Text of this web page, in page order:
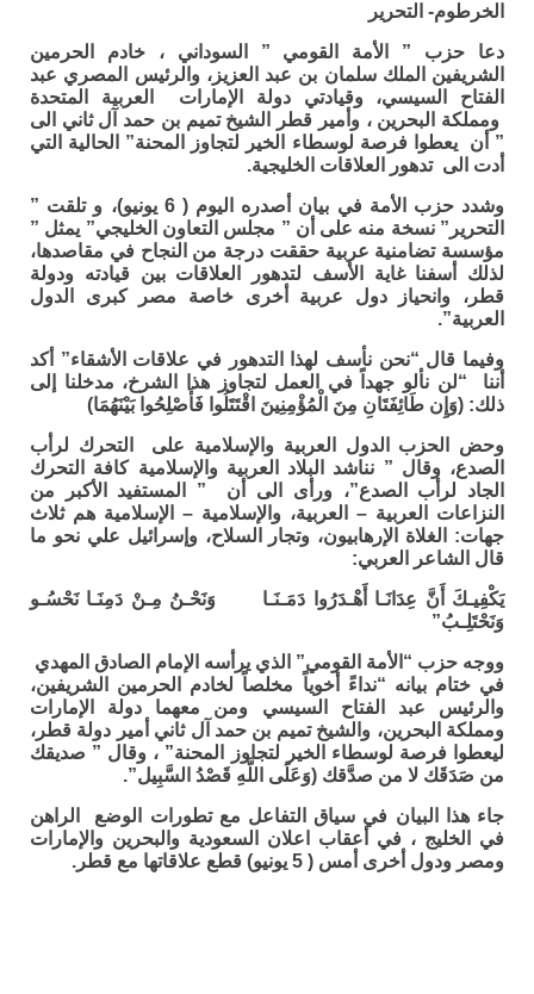
الخرطوم- التحرير
دعا حزب ” الأمة القومي ” السوداني ، خادم الحرمين
الشريفين الملك سلمان بن عبد العزيز، والرئيس المصري عبد
الفتاح السيسي، وقيادتي دولة الإمارات العربية المتحدة
ومملكة البحرين ، وأمير قطر الشيخ تميم بن حمد آل ثاني الى
” أن يعطوا فرصة لوسطاء الخير لتجاوز المحنة” الحالية التي
أدت الى تدهور العلاقات الخليجية.
وشدد حزب الأمة في بيان أصدره اليوم ( 6 يونيو)، و تلقت ”
التحرير” نسخة منه على أن ” مجلس التعاون الخليجي” يمثل ”
مؤسسة تضامنية عربية حققت درجة من النجاح في مقاصدها،
لذلك أسفنا غاية الأسف لتدهور العلاقات بين قيادته ودولة
قطر، وانحياز دول عربية أخرى خاصة مصر كبرى الدول
العربية”.
وفيما قال “نحن نأسف لهذا التدهور في علاقات الأشقاء” أكد
أننا “لن نألو جهداً في العمل لتجاوز هذا الشرخ، مدخلنا إلى
ذلك: (وَإِن طَائِفَتَانِ مِنَ الْمُؤْمِنِينَ اقْتَتَلُوا فَأَصْلِحُوا بَيْنَهُمَا)
وحض الحزب الدول العربية والإسلامية على التحرك لرأب
الصدع، وقال ” نناشد البلاد العربية والإسلامية كافة التحرك
الجاد لرأب الصدع”، ورأى الى أن ” المستفيد الأكبر من
النزاعات العربية – العربية، والإسلامية – الإسلامية هم ثلاث
جهات: الغلاة الإرهابيون، وتجار السلاح، وإسرائيل علي نحو ما
قال الشاعر العربي:
يَكْفِيـكَ أَنَّ عِدَانَـا أَهْـدَرُوا دَمَـنَـا وَنَحْـنُ مِـنْ دَمِنَـا نَحْسُـو
وَنَحْتَلِـبُ”
ووجه حزب “الأمة القومي” الذي يرأسه الإمام الصادق المهدي
في ختام بيانه “نداءً أخوياً مخلصاً لخادم الحرمين الشريفين،
والرئيس عبد الفتاح السيسي ومن معهما دولة الإمارات
ومملكة البحرين، والشيخ تميم بن حمد آل ثاني أمير دولة قطر،
ليعطوا فرصة لوسطاء الخير لتجاوز المحنة” ، وقال ” صديقك
من صَدَقَك لا من صدَّقك (وَعَلَى اللَّهِ قَصْدُ السَّبِيل”.
جاء هذا البيان في سياق التفاعل مع تطورات الوضع الراهن
في الخليج ، في أعقاب اعلان السعودية والبحرين والإمارات
ومصر ودول أخرى أمس ( 5 يونيو) قطع علاقاتها مع قطر.